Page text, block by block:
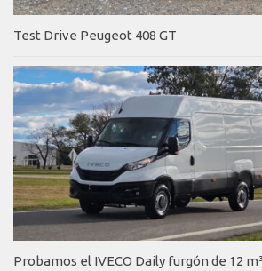
Test Drive Peugeot 408 GT
Probamos el IVECO Daily furgón de 12